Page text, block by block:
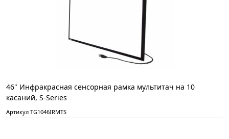
46" Инфракрасная сенсорная рамка мультитач на 10
касаний, S-Series
Артикул TG1046IRMTS